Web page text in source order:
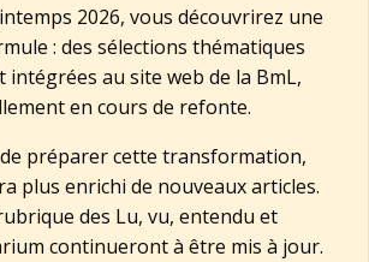
2026, vous découvrirez une
: des sélections thématiques
intégrées au site web de la BmL,
en cours de refonte.
de préparer cette transformation,
plus enrichi de nouveaux articles.
des Lu, vu, entendu et
continueront à être mis à jour.